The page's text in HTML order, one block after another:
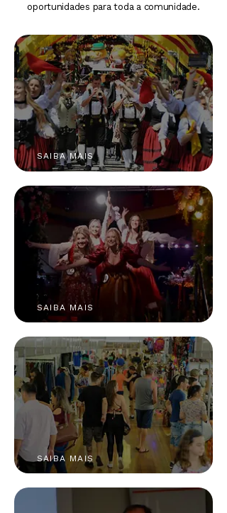
oportunidades para toda a comunidade.
SAIBA MAIS
SAIBA MAIS
SAIBA MAIS